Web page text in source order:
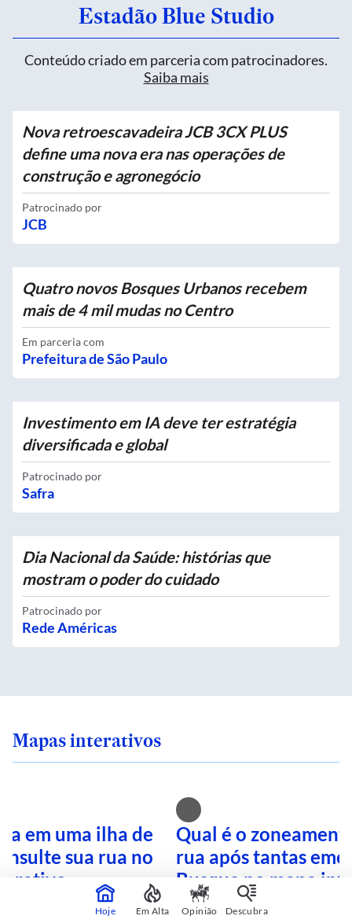
Estadão Blue Studio
Conteúdo criado em parceria com patrocinadores.
Saiba mais
Nova retroescavadeira JCB 3CX PLUS
define uma nova era nas operações de
construção e agronegócio
Patrocinado por
JCB
Quatro novos Bosques Urbanos recebem
mais de 4 mil mudas no Centro
Em parceria com
Prefeitura de São Paulo
Investimento em IA deve ter estratégia
diversificada e global
Patrocinado por
Safra
Dia Nacional da Saúde: histórias que
mostram o poder do cuidado
Patrocinado por
Rede Américas
Mapas interativos
em uma ilha de
sua rua no
Qual é o
rua após tantas
Busque no mapa
Hoje Em Alta Opinião Descubra